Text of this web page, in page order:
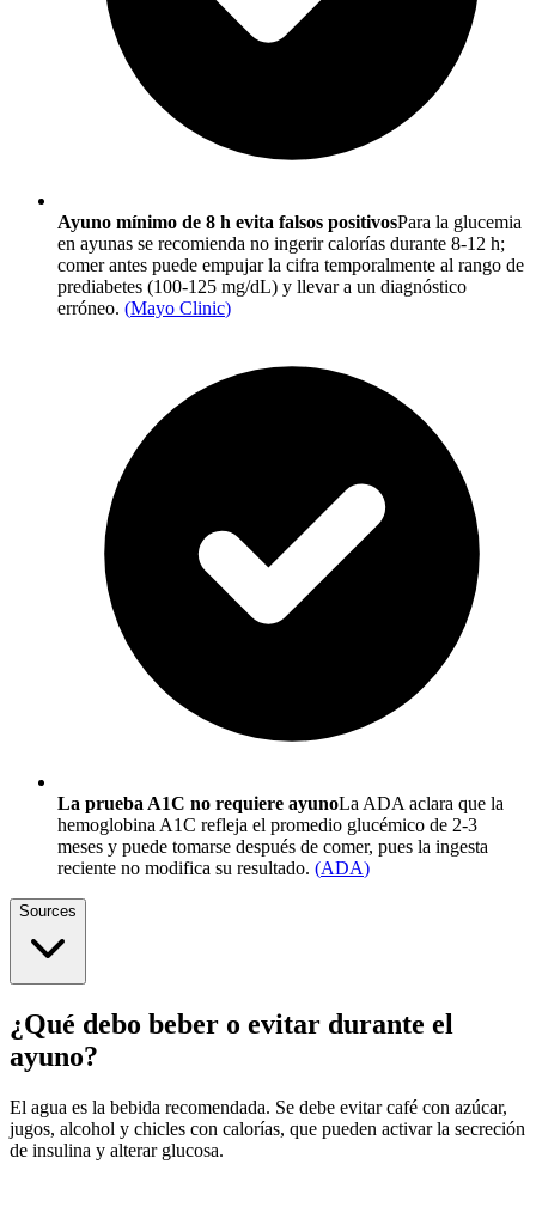
Ayuno mínimo de 8 h evita falsos positivosPara la glucemia
en ayunas se recomienda no ingerir calorías durante 8-12 h;
comer antes puede empujar la cifra temporalmente al rango de
prediabetes (100-125 mg/dL) y llevar a un diagnóstico
erróneo. (Mayo Clinic)
La prueba A1C no requiere ayunoLa ADA aclara que la
hemoglobina A1C refleja el promedio glucémico de 2-3
meses y puede tomarse después de comer, pues la ingesta
reciente no modifica su resultado. (ADA)
Sources
¿Qué debo beber o evitar durante el
ayuno?
El agua es la bebida recomendada. Se debe evitar café con azúcar,
jugos, alcohol y chicles con calorías, que pueden activar la secreción
de insulina y alterar glucosa.